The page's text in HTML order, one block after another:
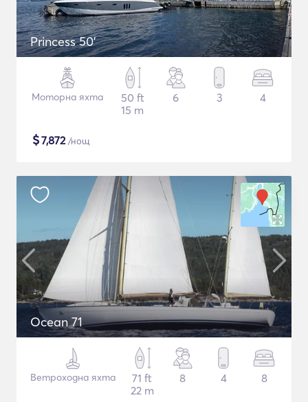
Princess 50'
Моторна яхта
50 ft
15 m
6 3 4
$7,872/нощ
Ocean 71
Ветроходна яхта
71 ft
22 m
8 4 8